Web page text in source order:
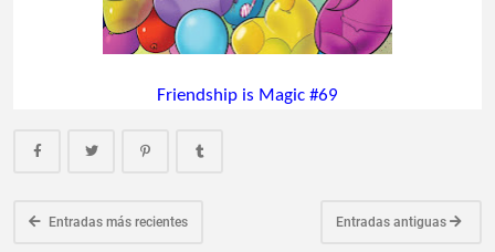
Friendship is Magic #69
Entradas más recientes Entradas antiguas